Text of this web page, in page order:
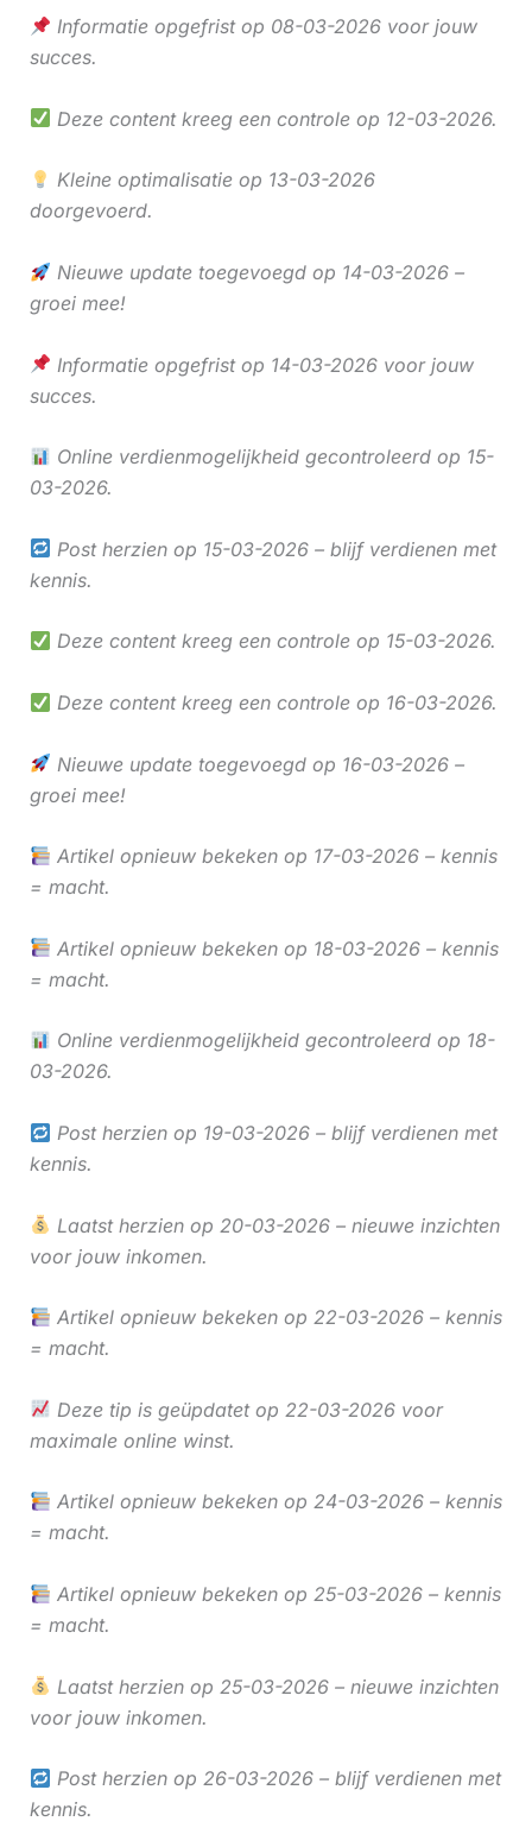
Informatie opgefrist op 08-03-2026 voor jouw
succes.
Deze content kreeg een controle op 12-03-2026.
Kleine optimalisatie op 13-03-2026
doorgevoerd.
Nieuwe update toegevoegd op 14-03-2026 –
groei mee!
Informatie opgefrist op 14-03-2026 voor jouw
succes.
Online verdienmogelijkheid gecontroleerd op 15-
03-2026.
Post herzien op 15-03-2026 – blijf verdienen met
kennis.
Deze content kreeg een controle op 15-03-2026.
Deze content kreeg een controle op 16-03-2026.
Nieuwe update toegevoegd op 16-03-2026 –
groei mee!
Artikel opnieuw bekeken op 17-03-2026 – kennis
= macht.
Artikel opnieuw bekeken op 18-03-2026 – kennis
= macht.
Online verdienmogelijkheid gecontroleerd op 18-
03-2026.
Post herzien op 19-03-2026 – blijf verdienen met
kennis.
Laatst herzien op 20-03-2026 – nieuwe inzichten
voor jouw inkomen.
Artikel opnieuw bekeken op 22-03-2026 – kennis
= macht.
Deze tip is geüpdatet op 22-03-2026 voor
maximale online winst.
Artikel opnieuw bekeken op 24-03-2026 – kennis
= macht.
Artikel opnieuw bekeken op 25-03-2026 – kennis
= macht.
Laatst herzien op 25-03-2026 – nieuwe inzichten
voor jouw inkomen.
Post herzien op 26-03-2026 – blijf verdienen met
kennis.